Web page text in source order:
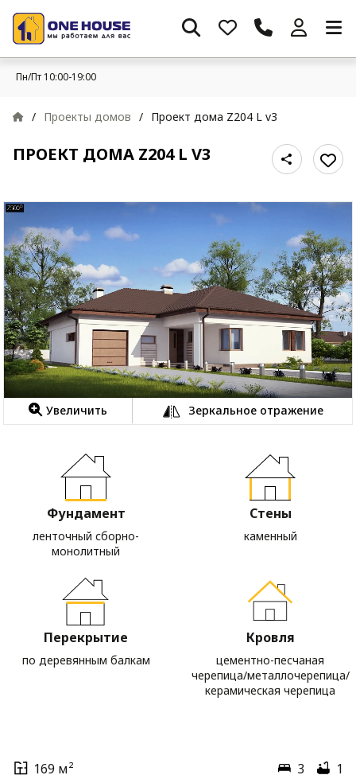
Пн/Пт 10:00-19:00
/ Проекты домов / Проект дома Z204 L v3
ПРОЕКТ ДОМА Z204 L V3
Увеличить Зеркальное отражение
Фундамент
ленточный сборно-
монолитный
Стены
каменный
Перекрытие
по деревянным балкам
Кровля
цементно-песчаная
черепица/металлочерепица/
керамическая черепица
169 м² 3 1